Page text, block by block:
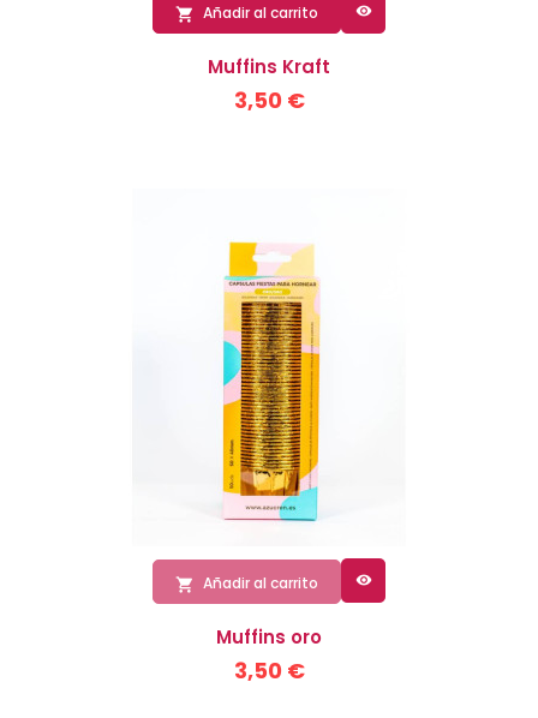
 Añadir al carrito 
Muffins Kraft
3,50 €
 Añadir al carrito 
Muffins oro
3,50 €